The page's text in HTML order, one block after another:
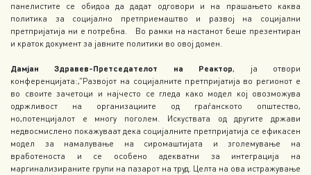
панелистите се обидоа да дадат одговори и на прашањето каква
политика за социјално претприемаштво и развој на социјални
претпријатија ни е потребна. Во рамки на настанот беше презентиран
и краток документ за јавните политики во овој домен.
Дамјан Здравев-Претседателот на Реактор, ја отвори
конференцијата:,”Развојот на социјалните претпријатија во регионот е
во своите зачетоци и најчесто се гледа како модел кој овозможува
одржливост на организациите од граѓанското општество,
но,потенцијалот е многу поголем. Искуствата од другите држави
недвосмислено покажуваат дека социјалните претпријатија се ефикасен
модел за намалување на сиромаштијата и зголемување на
вработеноста и се особено адекватни за интеграција на
маргинализираните групи на пазарот на труд. Целта на ова истражување